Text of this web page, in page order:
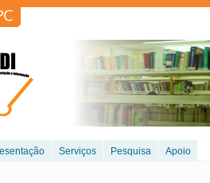
Serviços Pesquisa Apoio